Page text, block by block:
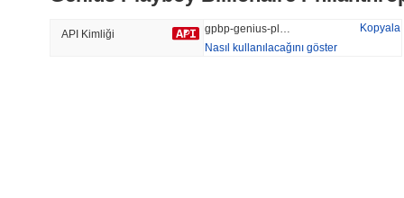
API Kimliği
Kopyala
Nasıl kullanılacağını göster